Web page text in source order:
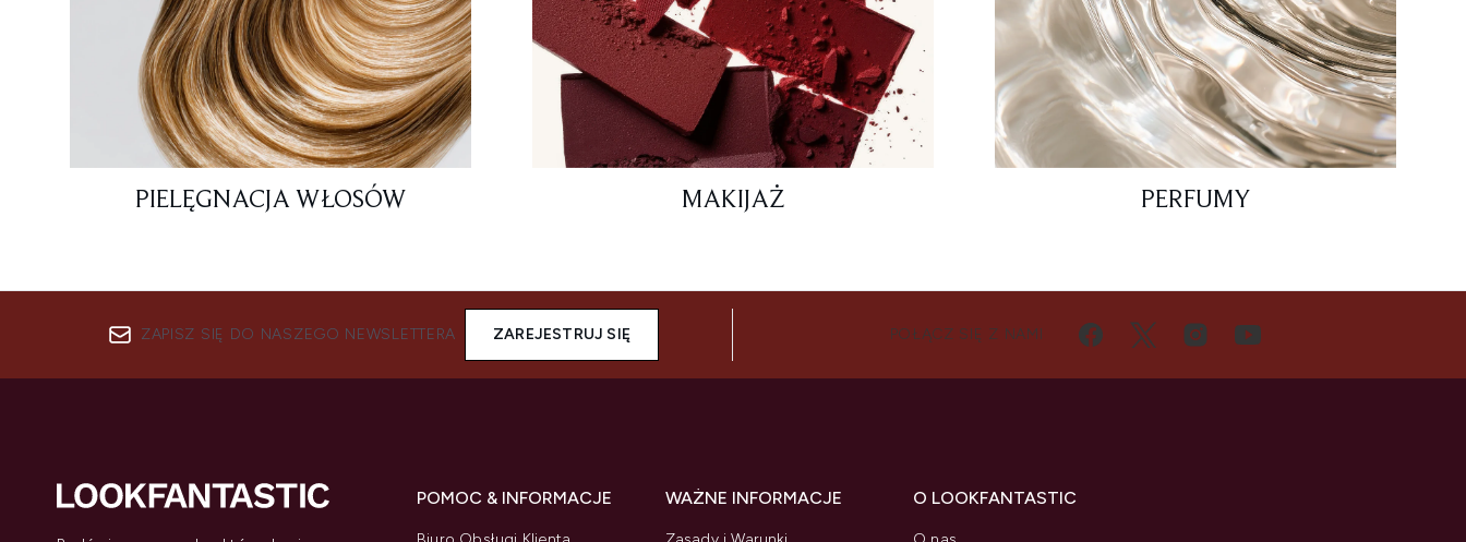
PIELĘGNACJA WŁOSÓW MAKIJAŻ PERFUMY
ZAPISZ SIĘ DO NASZEGO NEWSLETTERA ZAREJESTRUJ SIĘ POŁĄCZ SIĘ Z NAMI
POMOC & INFORMACJE WAŻNE INFORMACJE O LOOKFANTASTIC